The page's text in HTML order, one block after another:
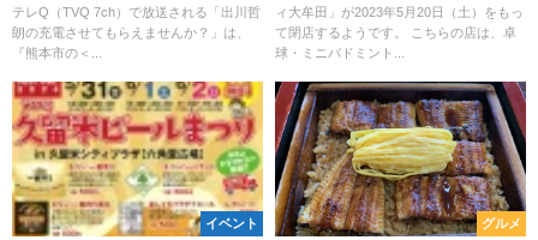
らえませんか？」12月29日放送
テレQ（TVQ 7ch）で放送される「出川哲
朗の充電させてもらえませんか？」は、
『熊本市の＜...
ィ大牟田」が2023年5月20日（土）をもっ
て閉店するようです。 こちらの店は、卓
球・ミニバドミント...
イベント グルメ